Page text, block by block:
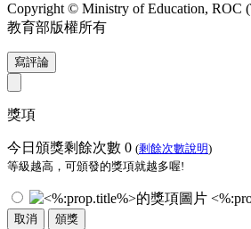
Copyright © Ministry of Education, ROC
教育部版權所有
寫評論
獎項
今日頒獎剩餘次數 0 (剩餘次數說明)
等級越高，可頒發的獎項就越多喔!
取消 頒獎